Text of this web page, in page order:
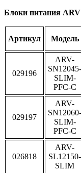
Блоки питания ARV
Артикул Модель
029196
ARV-
SN12045-
SLIM-
PFC-C
029197
ARV-
SN12060-
SLIM-
PFC-C
026818
ARV-
SL12150-
SLIM